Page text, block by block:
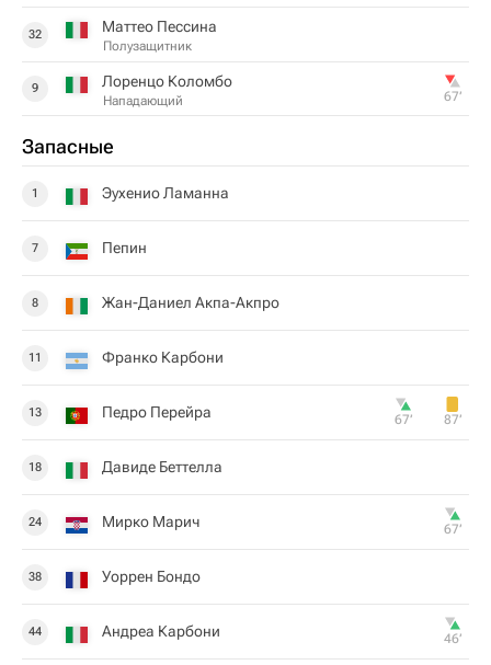
32 Маттео Пессина
Полузащитник
9 Лоренцо Коломбо
Нападающий 67‎’‎
Запасные
1 Эухенио Ламанна
7 Пепин
8 Жан-Даниел Акпа-Акпро
11 Франко Карбони
13 Педро Перейра 67‎’‎ 87‎’‎
18 Давиде Беттелла
24 Мирко Марич 67‎’‎
38 Уоррен Бондо
44 Андреа Карбони 46‎’‎